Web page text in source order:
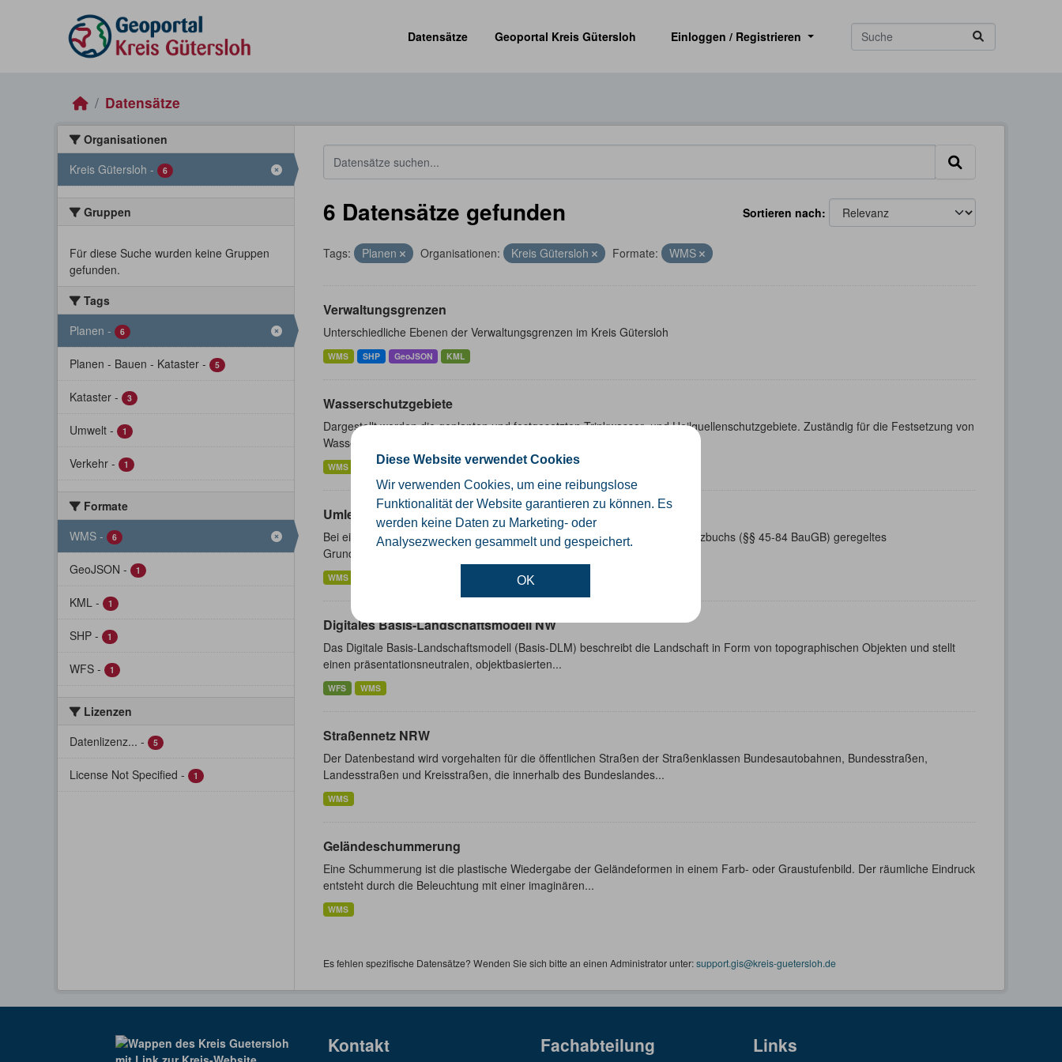
Diese Website verwendet Cookies
Wir verwenden Cookies, um eine reibungslose
Funktionalität der Website garantieren zu können. Es
werden keine Daten zu Marketing- oder
Analysezwecken gesammelt und gespeichert.
OK
Datensätze
Geoportal Kreis Gütersloh Einloggen / Registrieren
Datensätze
Organisationen
Kreis Gütersloh - 6
Gruppen
Für diese Suche wurden keine Gruppen
gefunden.
Tags
Planen - 6
Planen - Bauen - Kataster - 5
Kataster - 3
Umwelt - 1
Verkehr - 1
Formate
WMS - 6
GeoJSON - 1
KML - 1
SHP - 1
WFS - 1
Lizenzen
Datenlizenz... - 5
License Not Specified - 1
Sortieren nach
6 Datensätze gefunden
Tags: Planen Organisationen: Kreis Gütersloh Formate: WMS
Verwaltungsgrenzen
Unterschiedliche Ebenen der Verwaltungsgrenzen im Kreis Gütersloh
WMS SHP GeoJSON KML
Wasserschutzgebiete
Dargestellt werden die geplanten und festgesetzten Trinkwasser- und Heilquellenschutzgebiete. Zuständig für die Festsetzung von
Wasserschutzgebieten sind in Nordrhein-Westfalen...
WMS
Umlegungsverfahren
Bei einem Umlegungsverfahren handelt es sich um ein durch das Baugesetzbuchs (§§ 45-84 BauGB) geregeltes
Grundstückstauschverfahren. Es wird zur erstmaligen Erschließung eines...
WMS
Digitales Basis-Landschaftsmodell NW
Das Digitale Basis-Landschaftsmodell (Basis-DLM) beschreibt die Landschaft in Form von topographischen Objekten und stellt
einen präsentationsneutralen, objektbasierten...
WFS WMS
Straßennetz NRW
Der Datenbestand wird vorgehalten für die öffentlichen Straßen der Straßenklassen Bundesautobahnen, Bundesstraßen,
Landesstraßen und Kreisstraßen, die innerhalb des Bundeslandes...
WMS
Geländeschummerung
Eine Schummerung ist die plastische Wiedergabe der Geländeformen in einem Farb- oder Graustufenbild. Der räumliche Eindruck
entsteht durch die Beleuchtung mit einer imaginären...
WMS
Es fehlen spezifische Datensätze? Wenden Sie sich bitte an einen Administrator unter:support.gis@kreis-guetersloh.de
Kontakt Fachabteilung Links